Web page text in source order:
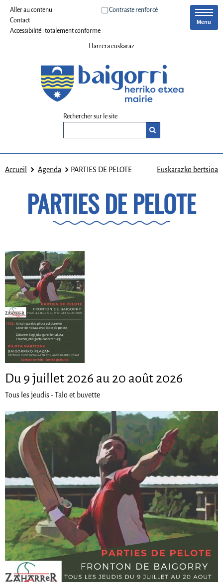
Aller au contenu
Contact
Accessibilité : totalement conforme
Contraste renforcé
Harrera euskaraz
Rechercher sur le site
Menu
Accueil Agenda PARTIES DE PELOTE Euskarazko bertsioa
PARTIES DE PELOTE
Du 9 juillet 2026 au 20 août 2026
Tous les jeudis - Talo et buvette